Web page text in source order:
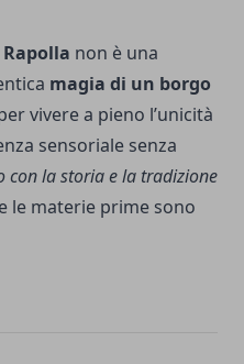
non è una
magia di un borgo
vivere a pieno l’unicità
sensoriale senza
con la storia e la tradizione
le materie prime sono